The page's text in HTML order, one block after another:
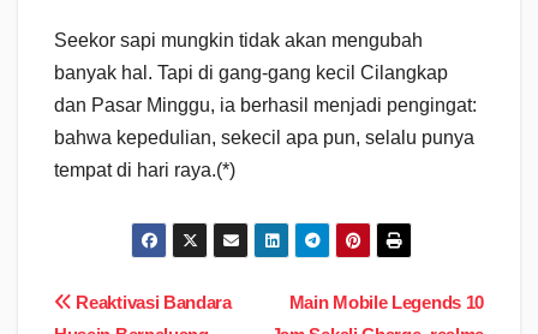
Seekor sapi mungkin tidak akan mengubah
banyak hal. Tapi di gang-gang kecil Cilangkap
dan Pasar Minggu, ia berhasil menjadi pengingat:
bahwa kepedulian, sekecil apa pun, selalu punya
tempat di hari raya.(*)
Navigasi
Main Mobile Legends 10
Reaktivasi Bandara